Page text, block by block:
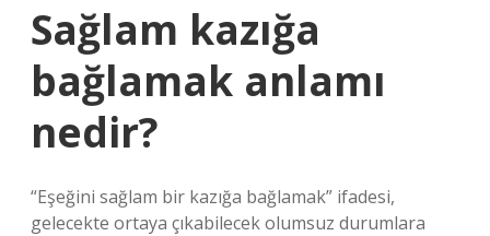
Sağlam kazığa
bağlamak anlamı
nedir?
“Eşeğini sağlam bir kazığa bağlamak” ifadesi,
gelecekte ortaya çıkabilecek olumsuz durumlara